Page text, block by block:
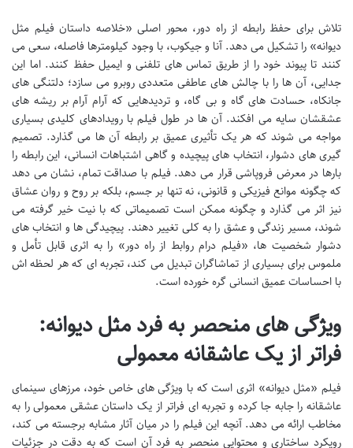
تلاش برای حفظ رابطه از راه دور، محور اصلی «خلاصه داستان فیلم مثل
دیوانه» را تشکیل می دهد. آنا و جیکوب، با وجود کیلومترها فاصله، سعی می
کنند تا پیوند خود را از طریق تماس های تلفنی و ایمیل حفظ کنند. اما این
جدایی، آن ها را با چالش های عاطفی متعددی روبرو می سازد؛ دلتنگی های
جانکاه، حسادت های گاه و بی گاه، و تردیدهایی که آرام آرام بر ریشه های
عشقشان سایه می افکند. آن ها در طول فیلم با رویدادهای کلیدی بسیاری
مواجه می شوند که هر یک تأثیری عمیق بر رابطه آن ها می گذارد. تصمیم
گیری های دشوار، انتخاب های پیچیده و گاهی اشتباهات انسانی، این رابطه را
بارها در معرض فروپاشی قرار می دهد. فیلم با صداقت تمام، نشان می دهد
که چگونه موانع فیزیکی و قانونی، نه تنها بر جسم، بلکه بر روح و روان عشاق
نیز اثر می گذارد و چگونه ممکن است تصمیماتی که با نیت خیر گرفته می
شوند، مسیر زندگی و عشق را به کلی تغییر دهند. پیچیدگی ها و انتخاب های
دشوار شخصیت ها، «فیلم درام روابط از راه دور» را به اثری قابل تأمل و
ملموس برای بسیاری از تماشاگران تبدیل می کند، تجربه ای که هر لحظه اش
با احساسات عمیق انسانی گره خورده است.
ویژگی های منحصر به فرد مثل دیوانه:
فراتر از یک عاشقانه معمولی
فیلم «مثل دیوانه» اثری است که با ویژگی های خاص خود، مرزهای سینمای
عاشقانه را جابه جا کرده و تجربه ای فراتر از یک داستان عشقی معمولی را به
مخاطب ارائه می دهد. آنچه این فیلم را در میان آثار مشابه برجسته می کند،
رویکرد ساختاری و محتوایی منحصر به فرد آن است که به دقت در جزئیات